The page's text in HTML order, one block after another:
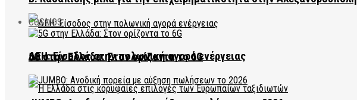
ΔΕΗ: Είσοδος στην πολωνική αγορά ενέργειας
COSMOS
5G στην Ελλάδα: Στον ορίζοντα το 6G